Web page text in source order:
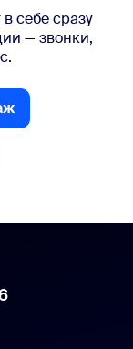
себе сразу
— звонки,